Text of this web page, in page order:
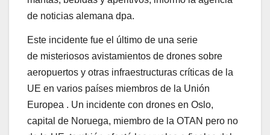
de noticias alemana dpa.
Este incidente fue el último de una serie
de misteriosos avistamientos de drones sobre
aeropuertos y otras infraestructuras críticas de la
UE en varios países miembros de la Unión
Europea . Un incidente con drones en Oslo,
capital de Noruega, miembro de la OTAN pero no